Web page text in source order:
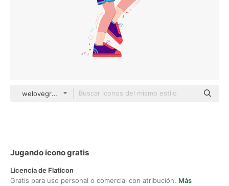
welovegraphics Others
Jugando icono gratis
Licencia de Flaticon
Gratis para uso personal o comercial con atribución. Más